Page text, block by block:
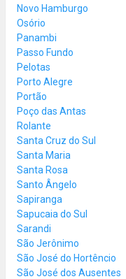
Novo Hamburgo
Osório
Panambi
Passo Fundo
Pelotas
Porto Alegre
Portão
Poço das Antas
Rolante
Santa Cruz do Sul
Santa Maria
Santa Rosa
Santo Ângelo
Sapiranga
Sapucaia do Sul
Sarandi
São Jerônimo
São José do Hortêncio
São José dos Ausentes